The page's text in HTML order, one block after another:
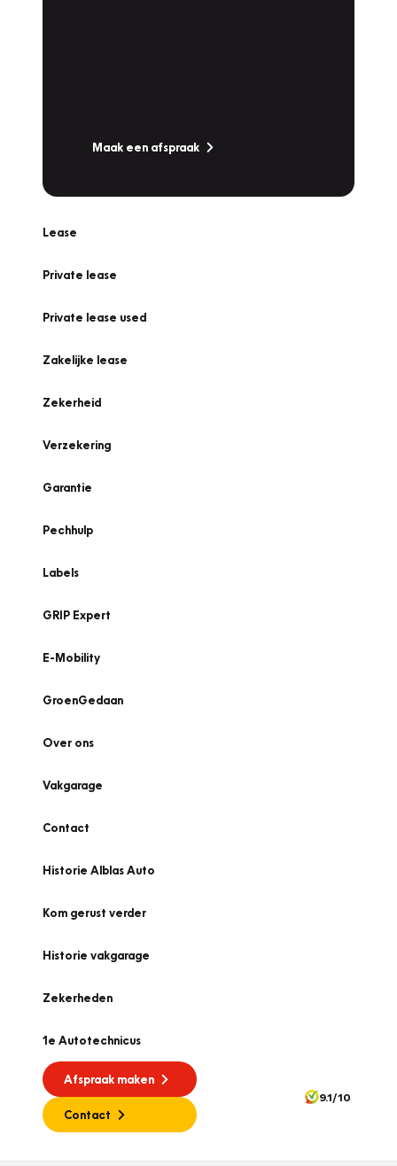
Maak een afspraak
Lease
Private lease
Private lease used
Zakelijke lease
Zekerheid
Verzekering
Garantie
Pechhulp
Labels
GRIP Expert
E-Mobility
GroenGedaan
Over ons
Vakgarage
Contact
Historie Alblas Auto
Kom gerust verder
Historie vakgarage
Zekerheden
1e Autotechnicus
Afspraak maken
Contact
9.1/10